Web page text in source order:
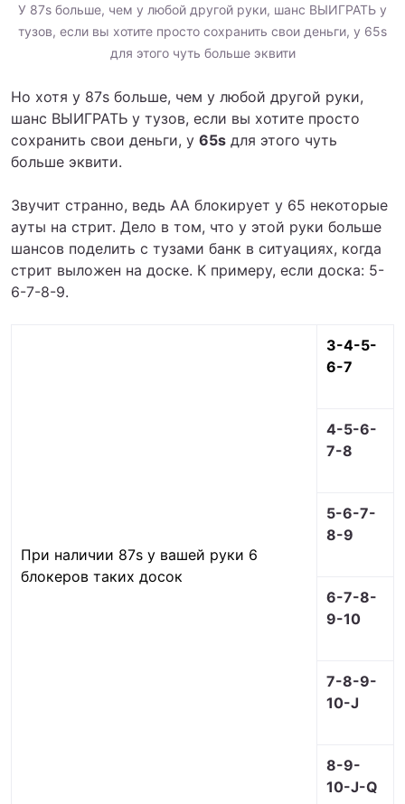
У 87s больше, чем у любой другой руки, шанс ВЫИГРАТЬ у
тузов, если вы хотите просто сохранить свои деньги, у 65s
для этого чуть больше эквити
Но хотя у 87s больше, чем у любой другой руки,
шанс ВЫИГРАТЬ у тузов, если вы хотите просто
сохранить свои деньги, у 65s для этого чуть
больше эквити.
Звучит странно, ведь AA блокирует у 65 некоторые
ауты на стрит. Дело в том, что у этой руки больше
шансов поделить с тузами банк в ситуациях, когда
стрит выложен на доске. К примеру, если доска: 5-
6-7-8-9.
При наличии 87s у вашей руки 6
блокеров таких досок
3-4-5-
6-7
4-5-6-
7-8
5-6-7-
8-9
6-7-8-
9-10
7-8-9-
10-J
8-9-
10-J-Q